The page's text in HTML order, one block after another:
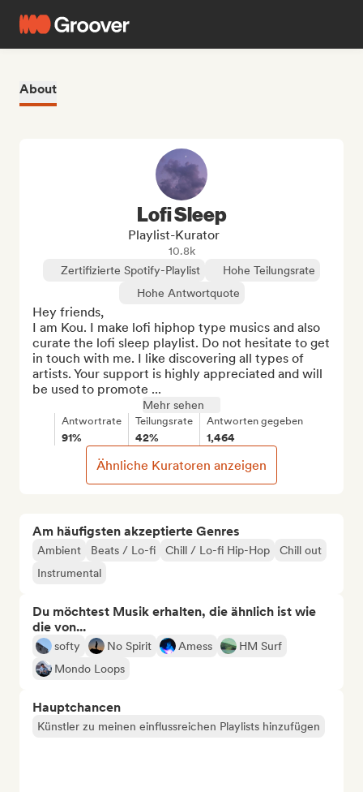
About
Am häufigsten akzeptierte Genres
Ambient Beats / Lo-fi Chill / Lo-fi Hip-Hop
Chill out
Instrumental
Du möchtest Musik erhalten, die ähnlich ist wie
die von...
softy No Spirit Amess
HM Surf
Mondo Loops
Hauptchancen
Künstler zu meinen einflussreichen Playlists hinzufügen
Lofi Sleep
Playlist-Kurator
10.8k
Zertifizierte Spotify-Playlist
Hohe Teilungsrate
Hohe Antwortquote
Hey friends,
I am Kou. I make lofi hiphop type musics and also
curate the lofi sleep playlist. Do not hesitate to get
in touch with me. I like discovering all types of
artists. Your support is highly appreciated and will
be used to promote ...
Mehr sehen
Antwortrate
91%
Teilungsrate
42%
Antworten gegeben
1,464
Ähnliche Kuratoren anzeigen